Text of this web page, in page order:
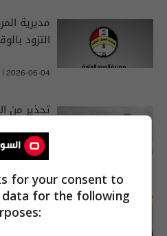
مديرية
التزود
| 2026-06-04
تحذير من
| 2026-06-27
الزيدي
ويصدر
for your consent to
data for the following